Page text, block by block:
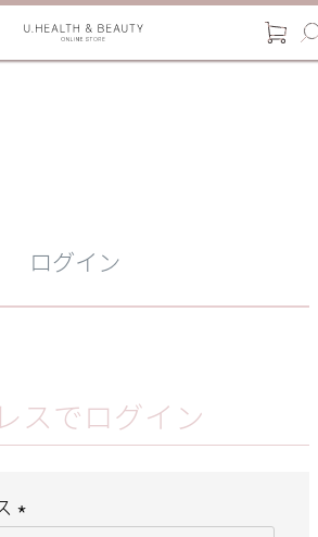
ログイン
スでログイン